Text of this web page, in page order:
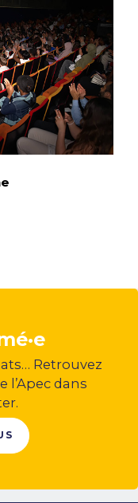
Retrouvez
l’Apec dans